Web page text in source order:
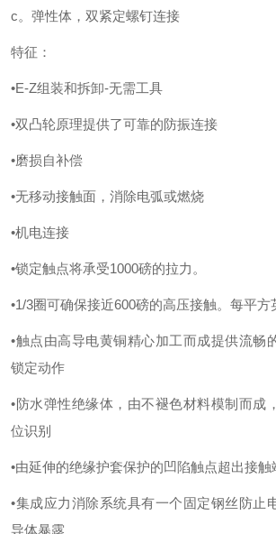
c。 弹性体，双紧定螺钉连接
特征：
•E-Z组装和拆卸-无需工具
•双凸轮原理提供了可靠的防振连接
•磨损自补偿
•无移动接触面，消除电弧或燃烧
•机电连接
•锁定触点将承受1000磅的拉力。
•1/3圈可确保接近600磅的高压接触。每平方
•触点由高导电黄铜精心加工而成提供流畅
锁定动作
•防水弹性绝缘体，由不褪色材料模制而成
位识别
•由延伸的绝缘护套保护的凹陷触点超出接触
•集成应力消除系统具有一个固定钢丝防止
导体暴露